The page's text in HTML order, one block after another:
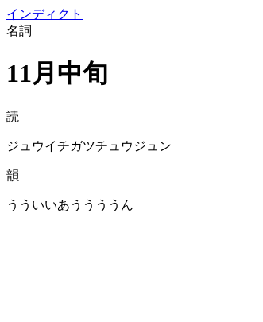
インディクト
名詞
11月中旬
読
ジュウイチガツチュウジュン
韻
うういいあううううん